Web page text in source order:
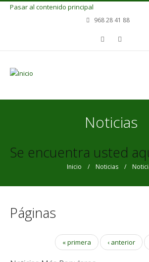
Pasar al contenido principal
968 28 41 88
Noticias
Se encuentra usted
Inicio / Noticias /
Páginas
« primera ‹ anterior